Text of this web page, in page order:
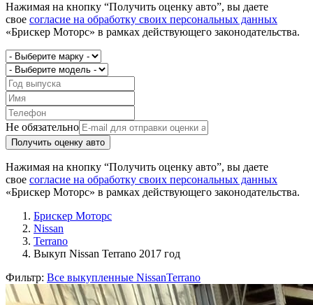
Нажимая на кнопку “Получить оценку авто”, вы даете
свое согласие на обработку своих персональных данных
«Брискер Моторс» в рамках действующего законодательства.
Не обязательно
Получить оценку авто
Нажимая на кнопку “Получить оценку авто”, вы даете
свое согласие на обработку своих персональных данных
«Брискер Моторс» в рамках действующего законодательства.
Брискер Моторс
Nissan
Terrano
Выкуп Nissan Terrano 2017 год
Фильтр: Все выкупленные NissanTerrano